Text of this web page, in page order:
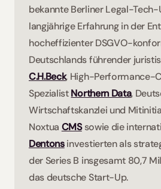
bekannte Berliner Legal-
langjährige Erfahrung in der
hocheffizienter DSGVO-
C.H.Beck, High-Performance-
Spezialist Northern Data,
Wirtschaftskanzlei und
Noxtua CMS
Dentons investierten als
der Series B insgesamt 80,7
das deutsche Start-Up.